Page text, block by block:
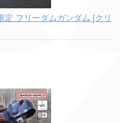
定 フリーダムガンダム [クリ